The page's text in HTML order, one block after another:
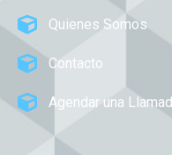
Quienes Somos
Contacto
Agendar una